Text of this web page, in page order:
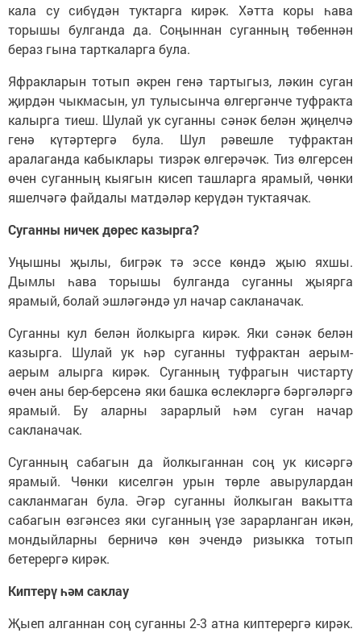
кала су сибүдән туктарга кирәк. Хәтта коры һава
торышы булганда да. Соңыннан суганның төбеннән
бераз гына тарткаларга була.
Яфракларын тотып әкрен генә тартыгыз, ләкин суган
җирдән чыкмасын, ул тулысынча өлгергәнче туфракта
калырга тиеш. Шулай ук суганны сәнәк белән җиңелчә
генә күтәртергә була. Шул рәвешле туфрактан
аралаганда кабыклары тизрәк өлгерәчәк. Тиз өлгерсен
өчен суганның кыягын кисеп ташларга ярамый, чөнки
яшелчәгә файдалы матдәләр керүдән туктаячак.
Суганны ничек дөрес казырга?
Уңышны җылы, бигрәк тә эссе көндә җыю яхшы.
Дымлы һава торышы булганда суганны җыярга
ярамый, болай эшләгәндә ул начар сакланачак.
Суганны кул белән йолкырга кирәк. Яки сәнәк белән
казырга. Шулай ук һәр суганны туфрактан аерым-
аерым алырга кирәк. Суганның туфрагын чистарту
өчен аны бер-берсенә яки башка өслекләргә бәргәләргә
ярамый. Бу аларны зарарлый һәм суган начар
сакланачак.
Суганның сабагын да йолкыганнан соң ук кисәргә
ярамый. Чөнки киселгән урын төрле авырулардан
сакланмаган була. Әгәр суганны йолкыган вакытта
сабагын өзгәнсез яки суганның үзе зарарланган икән,
мондыйларны берничә көн эчендә ризыкка тотып
бетерергә кирәк.
Киптерү һәм саклау
Җыеп алганнан соң суганны 2-3 атна киптерергә кирәк.